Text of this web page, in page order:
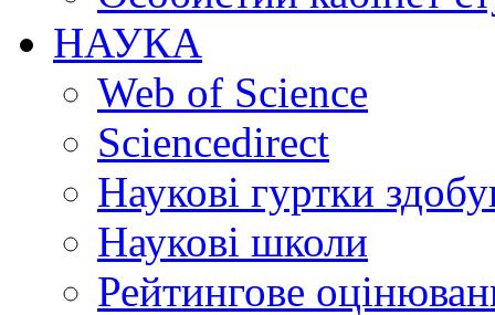
НАУКА
Web of Science
Sciencedirect
Наукові гуртки
Наукові школи
Рейтингове